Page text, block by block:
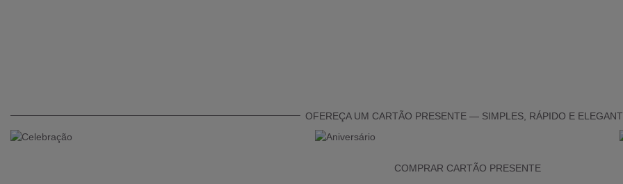
OFEREÇA UM CARTÃO PRESENTE — SIMPLES, RÁPIDO E
COMPRAR CARTÃO PRESENTE